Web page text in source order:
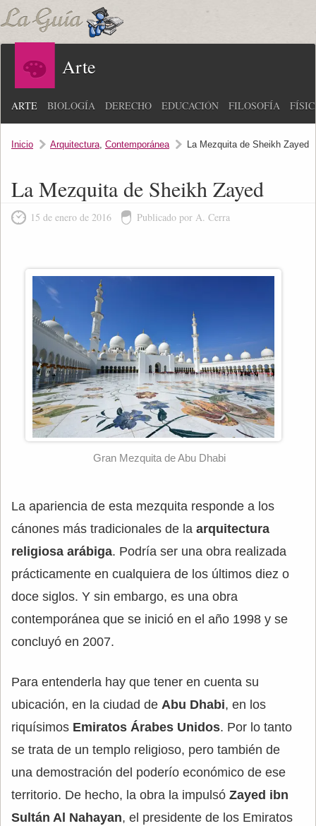
Arte
ARTE BIOLOGÍA DERECHO EDUCACIÓN FILOSOFÍA
Inicio Arquitectura, Contemporánea La Mezquita de Sheikh Zayed
La Mezquita de Sheikh Zayed
15 de enero de 2016 Publicado por A. Cerra
Gran Mezquita de Abu Dhabi
La apariencia de esta mezquita responde a los
cánones más tradicionales de la arquitectura
religiosa arábiga. Podría ser una obra realizada
prácticamente en cualquiera de los últimos diez o
doce siglos. Y sin embargo, es una obra
contemporánea que se inició en el año 1998 y se
concluyó en 2007.
Para entenderla hay que tener en cuenta su
ubicación, en la ciudad de Abu Dhabi, en los
riquísimos Emiratos Árabes Unidos. Por lo tanto
se trata de un templo religioso, pero también de
una demostración del poderío económico de ese
territorio. De hecho, la obra la impulsó Zayed ibn
Sultán Al Nahayan, el presidente de los Emiratos